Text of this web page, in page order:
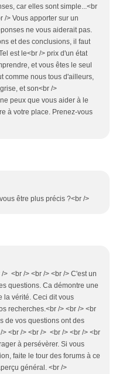
car elles sont simple...<br
/> Vous apporter sur un
ne vous aiderait pas.
et des conclusions, il faut
est le<br /> prix d'un état
et vous êtes le seul
comme nous tous d'ailleurs,
et son<br />
peux que vous aider à le
à votre place. Prenez-vous
être plus précis ?<br />
> <br /> <br /> <br /> C'est un
questions. Ca démontre une
la vérité. Ceci dit vous
recherches.<br /> <br /> <br
de vos questions ont des
<br /> <br /> <br /> <br /> <br
à persévèrer. Si vous
faite le tour des forums à ce
général. <br />